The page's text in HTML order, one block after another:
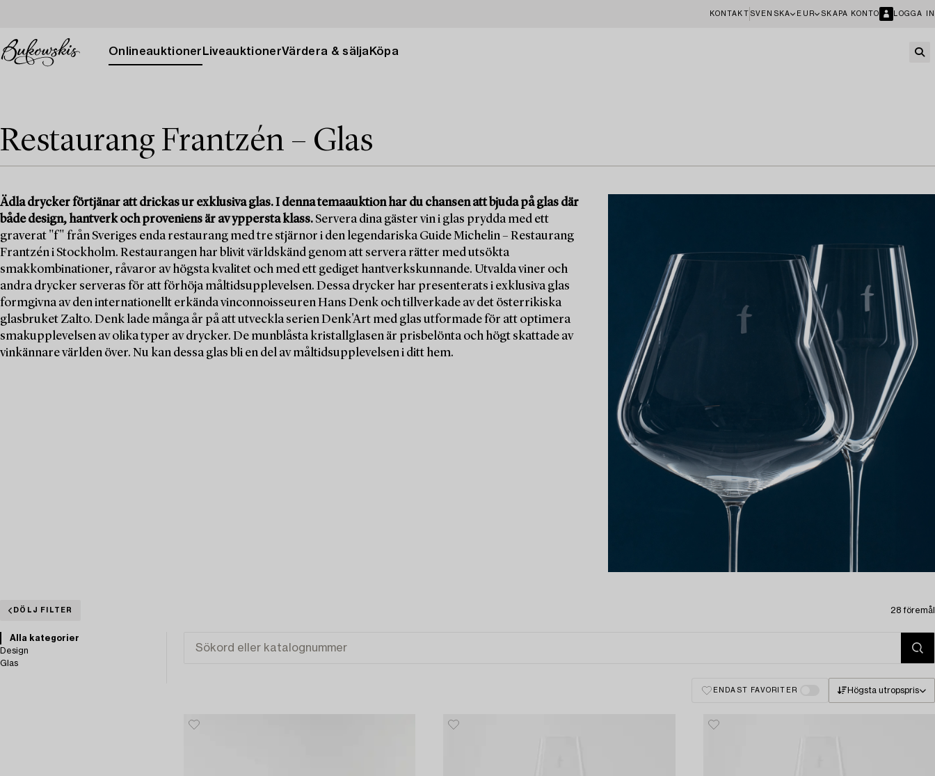
KONTAKT SVENSKA EUR SKAPA KONTO LOGGA IN
Onlineauktioner LiveauktionerVärdera & sälja Köpa
Restaurang Frantzén – Glas
Ädla drycker förtjänar att drickas ur exklusiva glas. I denna temaauktion har du chansen att bjuda på glas där
både design, hantverk och proveniens är av yppersta klass. Servera dina gäster vin i glas prydda med ett
graverat "f" från Sveriges enda restaurang med tre stjärnor i den legendariska Guide Michelin – Restaurang
Frantzén i Stockholm. Restaurangen har blivit världskänd genom att servera rätter med utsökta
smakkombinationer, råvaror av högsta kvalitet och med ett gediget hantverkskunnande. Utvalda viner och
andra drycker serveras för att förhöja måltidsupplevelsen. Dessa drycker har presenterats i exklusiva glas
formgivna av den internationellt erkända vinconnoisseuren Hans Denk och tillverkade av det österrikiska
glasbruket Zalto. Denk lade många år på att utveckla serien Denk'Art med glas utformade för att optimera
smakupplevelsen av olika typer av drycker. De munblåsta kristallglasen är prisbelönta och högt skattade av
vinkännare världen över. Nu kan dessa glas bli en del av måltidsupplevelsen i ditt hem.
DÖLJ FILTER 28 föremål
Alla kategorier
Design
Glas
ENDAST FAVORITER Högsta utropspris